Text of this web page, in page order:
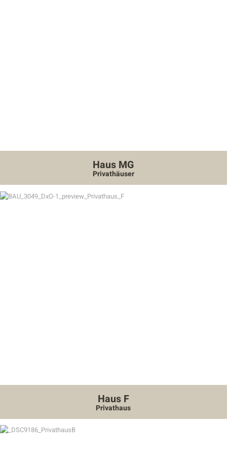
Haus MG
Privathäuser
Haus F
Privathaus